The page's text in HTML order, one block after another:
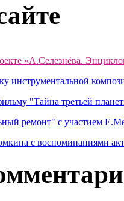
«А.Селезнёва.
инструментальной
"Тайна третьей
ремонт" с участием
с воспоминаниями